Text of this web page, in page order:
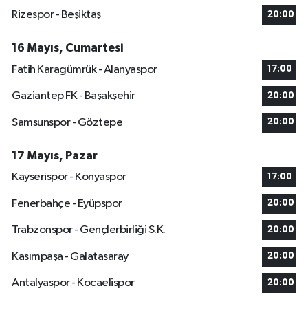
Rizespor - Beşiktaş
20:00
16 Mayıs, Cumartesi
Fatih Karagümrük - Alanyaspor
17:00
Gaziantep FK - Başakşehir 20:00
Samsunspor - Göztepe 20:00
17 Mayıs, Pazar
Kayserispor - Konyaspor
17:00
Fenerbahçe - Eyüpspor 20:00
Trabzonspor - Gençlerbirliği S.K. 20:00
Kasımpaşa - Galatasaray 20:00
Antalyaspor - Kocaelispor 20:00